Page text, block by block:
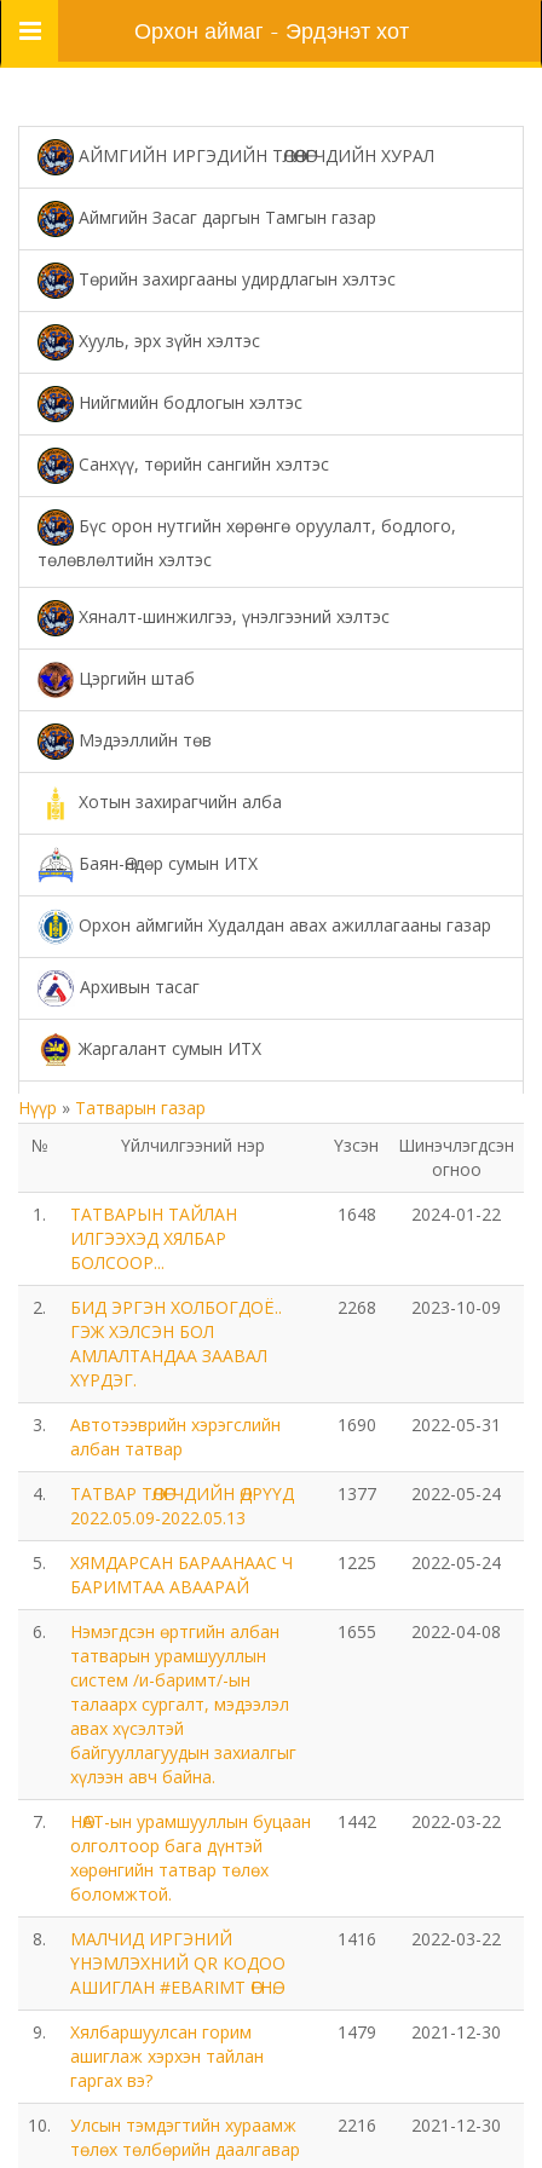
Цэс Орхон аймаг - Эрдэнэт хот
АЙМГИЙН ИРГЭДИЙН ТӨЛӨӨЛӨГЧДИЙН ХУРАЛ
Аймгийн Засаг даргын Тамгын газар
Төрийн захиргааны удирдлагын хэлтэс
Хууль, эрх зүйн хэлтэс
Нийгмийн бодлогын хэлтэс
Санхүү, төрийн сангийн хэлтэс
Бүс орон нутгийн хөрөнгө оруулалт, бодлого,
төлөвлөлтийн хэлтэс
Хяналт-шинжилгээ, үнэлгээний хэлтэс
Цэргийн штаб
Мэдээллийн төв
Хотын захирагчийн алба
Баян-Өндөр сумын ИТХ
Орхон аймгийн Худалдан авах ажиллагааны газар
Архивын тасаг
Жаргалант сумын ИТХ
Төрийн аудитын газар
Орхон аймаг дахь Сум дундын иргэний хэргийн
анхан шатны шүүх
Орхон аймаг дахь Шүүхийн тамгын газар
БОЛОВСРОЛ, ШИНЖЛЭХ УХААНЫ ЯАМНЫ ХАРЬЯА
ОРХОН АЙМАГ ДАХЬ ХӨДӨӨ АЖ АХУЙН МЭРГЭЖЛИЙН
СУРГАЛТ ҮЙЛДВЭРЛЭЛИЙН ТӨВ
Мэргэжлийн сургалт, үйлдвэрлэлийн төв
Боловсролын газар
Мэдээлэл холбооны сүлжээ ХХК Орхон аймгийн
газар
Мэдээлэл шуурхай удирдлагын төв
Нийтийн номын сан
Эрдэнэт Булганы цахилгаан түгээх сүлжээ ТӨХК
Эрдэнэт ус, дулаан түгээх сүлжээ ОНӨХК
Бүсийн оношлогоо эмчилгээний төв
Хот тохижуулах газар
Орхон аймаг Шуудан үйлчилгээний газар
Биеийн тамир, спортын газар
Нүүр » Татварын газар
№
Үйлчилгээний нэр Үзсэн
Шинэчлэгдсэн
огноо
1.
ТАТВАРЫН ТАЙЛАН
ИЛГЭЭХЭД ХЯЛБАР
БОЛСООР...
1648 2024-01-22
2.
БИД ЭРГЭН ХОЛБОГДОЁ..
ГЭЖ ХЭЛСЭН БОЛ
АМЛАЛТАНДАА ЗААВАЛ
ХҮРДЭГ.
2268 2023-10-09
3.
Автотээврийн хэрэгслийн
албан татвар
1690 2022-05-31
4.
ТАТВАР ТӨЛӨГЧДИЙН ӨДРҮҮД
2022.05.09-2022.05.13
1377 2022-05-24
5.
ХЯМДАРСАН БАРААНААС Ч
БАРИМТАА АВААРАЙ
1225 2022-05-24
6.
Нэмэгдсэн өртгийн албан
татварын урамшууллын
систем /и-баримт/-ын
талаарх сургалт, мэдээлэл
авах хүсэлтэй
байгууллагуудын захиалгыг
хүлээн авч байна.
1655 2022-04-08
7.
НӨАТ-ын урамшууллын буцаан
олголтоор бага дүнтэй
хөрөнгийн татвар төлөх
боломжтой.
1442 2022-03-22
8.
МАЛЧИД ИРГЭНИЙ
ҮНЭМЛЭХНИЙ QR КОДОО
АШИГЛАН #EBARIMT ӨГНӨ.
1416 2022-03-22
9.
Хялбаршуулсан горим
ашиглаж хэрхэн тайлан
гаргах вэ?
1479 2021-12-30
10.
Улсын тэмдэгтийн хураамж
төлөх төлбөрийн даалгавар
2216 2021-12-30